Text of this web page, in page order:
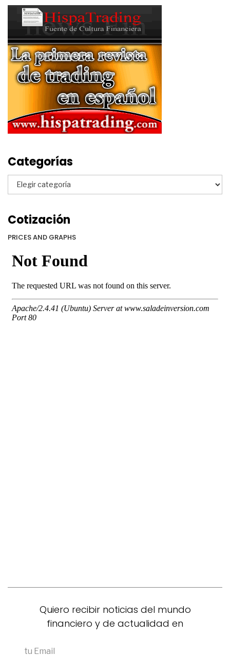
Categorías
Categorías
Cotización
PRICES AND GRAPHS
Quiero recibir noticias del mundo
financiero y de actualidad en